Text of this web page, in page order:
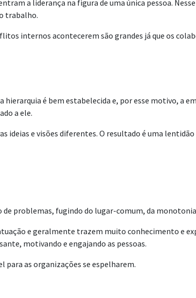
a liderança na figura de uma única pessoa.
trabalho.
internos acontecerem são grandes já que os
é bem estabelecida e, por esse motivo, a
a ele.
ideias e visões diferentes. O resultado é uma
problemas, fugindo do lugar-comum, da
e geralmente trazem muito conhecimento e
motivando e engajando as pessoas.
para as organizações se espelharem.